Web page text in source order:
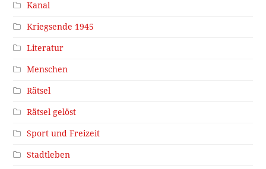
Kanal
Kriegsende 1945
Literatur
Menschen
Rätsel
Rätsel gelöst
Sport und Freizeit
Stadtleben